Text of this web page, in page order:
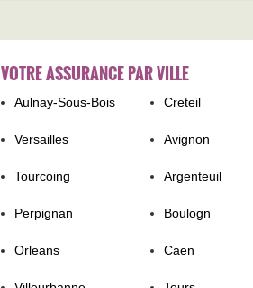
VOTRE ASSURANCE PAR VILLE
Aulnay-Sous-Bois Creteil
Versailles Avignon
Tourcoing Argenteuil
Perpignan Boulogn
Orleans Caen